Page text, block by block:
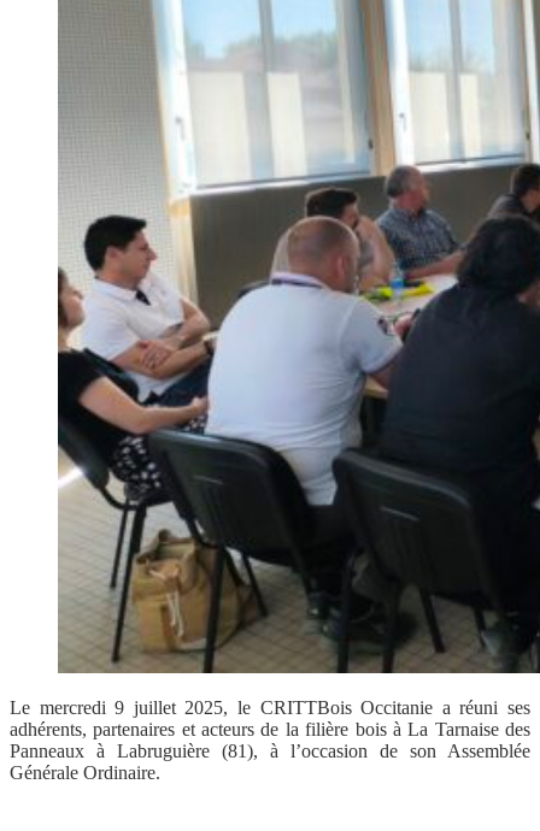
Le mercredi 9 juillet 2025, le CRITTBois Occitanie a réuni ses
adhérents, partenaires et acteurs de la filière bois à La Tarnaise des
Panneaux à Labruguière (81), à l’occasion de son Assemblée
Générale Ordinaire.